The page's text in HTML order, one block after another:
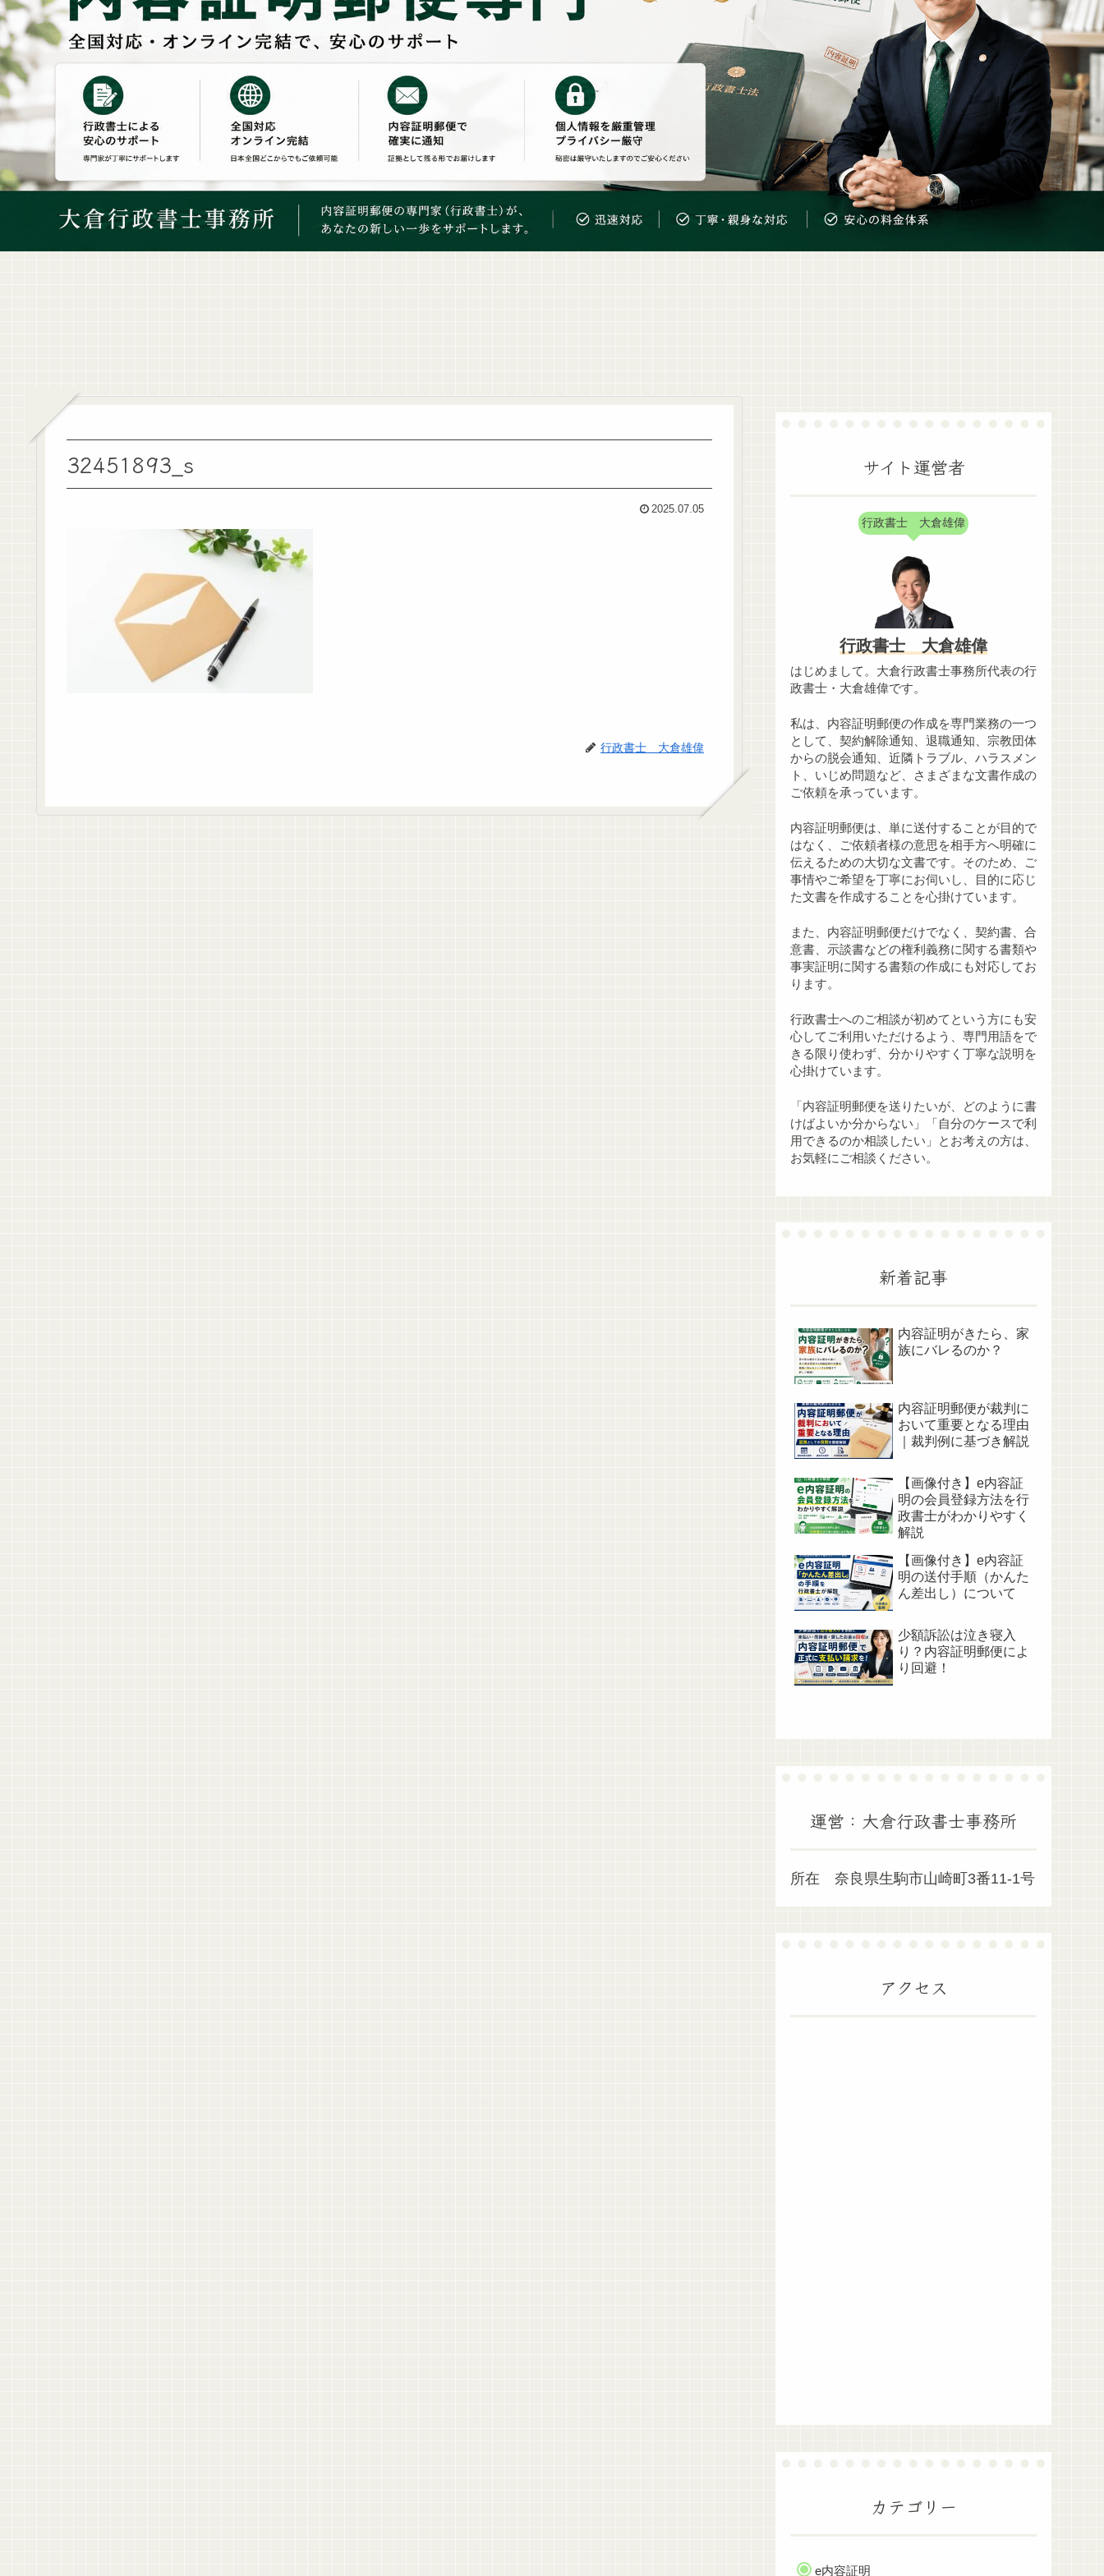
32451893_s
2025.07.05
行政書士 大倉雄偉
サイト運営者
行政書士 大倉雄偉
行政書士 大倉雄偉
はじめまして。大倉行政書士事務所代表の行
政書士・大倉雄偉です。
私は、内容証明郵便の作成を専門業務の一つ
として、契約解除通知、退職通知、宗教団体
からの脱会通知、近隣トラブル、ハラスメン
ト、いじめ問題など、さまざまな文書作成の
ご依頼を承っています。
内容証明郵便は、単に送付することが目的で
はなく、ご依頼者様の意思を相手方へ明確に
伝えるための大切な文書です。そのため、ご
事情やご希望を丁寧にお伺いし、目的に応じ
た文書を作成することを心掛けています。
また、内容証明郵便だけでなく、契約書、合
意書、示談書などの権利義務に関する書類や
事実証明に関する書類の作成にも対応してお
ります。
行政書士へのご相談が初めてという方にも安
心してご利用いただけるよう、専門用語をで
きる限り使わず、分かりやすく丁寧な説明を
心掛けています。
「内容証明郵便を送りたいが、どのように書
けばよいか分からない」「自分のケースで利
用できるのか相談したい」とお考えの方は、
お気軽にご相談ください。
新着記事
内容証明がきたら、家
族にバレるのか？
内容証明郵便が裁判に
おいて重要となる理由
｜裁判例に基づき解説
【画像付き】e内容証
明の会員登録方法を行
政書士がわかりやすく
解説
【画像付き】e内容証
明の送付手順（かんた
ん差出し）について
少額訴訟は泣き寝入
り？内容証明郵便によ
り回避！
運営：大倉行政書士事務所
所在 奈良県生駒市山崎町3番11-1号
アクセス
カテゴリー
e内容証明